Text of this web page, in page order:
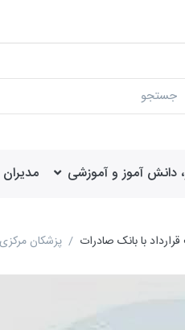
دانش آموز و آموزشی
با بانک صادرات پزشکان